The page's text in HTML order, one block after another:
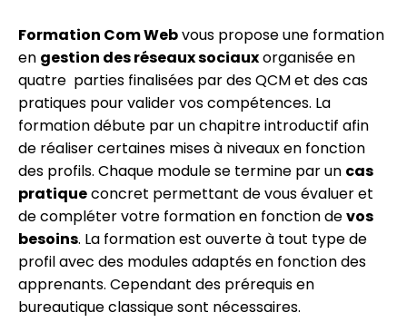
Formation Com Webvous propose une formation
en gestion des réseaux sociauxorganisée en
quatre parties finalisées par des QCM et des cas
pratiques pour valider vos compétences. La
formation débute par un chapitre introductif afin
de réaliser certaines mises à niveaux en fonction
des profils. Chaque module se termine par un cas
pratiqueconcret permettant de vous évaluer et
de compléter votre formation en fonction devos
besoins. La formation est ouverte à tout type de
profil avec des modules adaptés en fonction des
apprenants. Cependant des prérequis en
bureautique classique sont nécessaires.